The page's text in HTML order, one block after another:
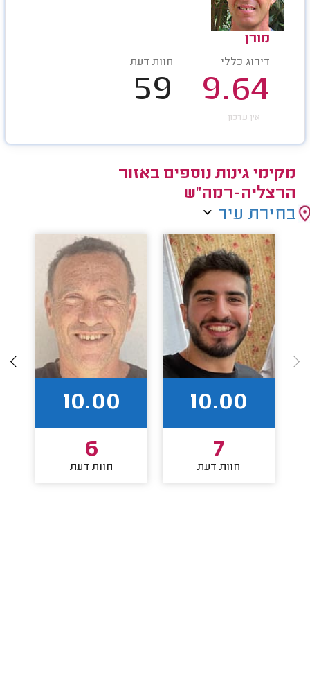
מורן
דירוג כללי
9.64
חוות דעת
59
אין עדכון
מקימי גינות נוספים באזור
הרצליה-רמה"ש
בחירת עיר
10.00
7
חוות דעת
10.00
6
חוות דעת